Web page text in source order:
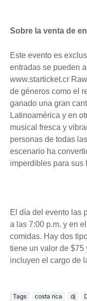
Sobre la venta de
Este evento es
entradas se pueden
www.starticket.cr
de géneros como el
ganado una gran
Latinoamérica y en
musical fresca y
personas de todas
escenario ha
imperdibles para sus
El día del evento las
a las 7:00 p.m. y en
comidas. Hay dos
tiene un valor de $75
incluyen el cargo de
Tags costa rica dj